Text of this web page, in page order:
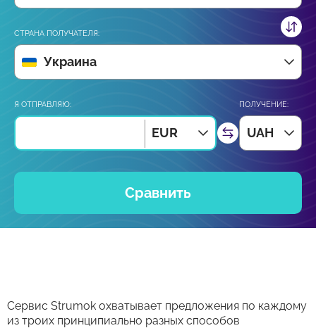
СТРАНА ПОЛУЧАТЕЛЯ:
Украина
Я ОТПРАВЛЯЮ:
EUR
ПОЛУЧЕНИЕ:
UAH
Сравнить
Сервис Strumok охватывает предложения по каждому
из троих принципиально разных способов